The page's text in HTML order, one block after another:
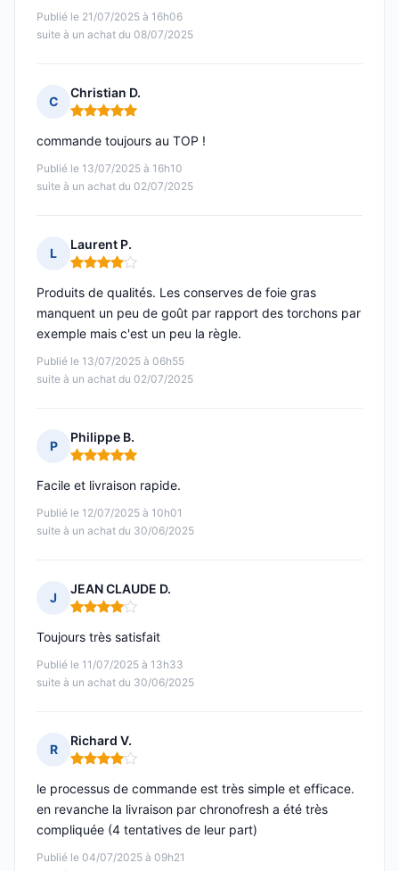
Publié le 21/07/2025 à 16h06
suite à un achat du 08/07/2025
C
Christian D.
Note : 5 sur 5
Publié le 13/07/2025 à 16h10
suite à un achat du 02/07/2025
commande toujours au TOP !
L
Laurent P.
Note : 4 sur 5
Publié le 13/07/2025 à 06h55
suite à un achat du 02/07/2025
Produits de qualités. Les conserves de foie gras
manquent un peu de goût par rapport des torchons par
exemple mais c'est un peu la règle.
P
Philippe B.
Note : 5 sur 5
Publié le 12/07/2025 à 10h01
suite à un achat du 30/06/2025
Facile et livraison rapide.
J
JEAN CLAUDE D.
Note : 4 sur 5
Publié le 11/07/2025 à 13h33
suite à un achat du 30/06/2025
Toujours très satisfait
R
Richard V.
Note : 4 sur 5
Publié le 04/07/2025 à 09h21
le processus de commande est très simple et efficace.
en revanche la livraison par chronofresh a été très
compliquée (4 tentatives de leur part)